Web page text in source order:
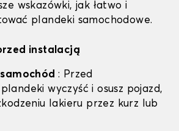
wskazówki, jak łatwo i
plandeki samochodowe.
instalacją
: Przed
wyczyść i osusz pojazd,
lakieru przez kurz lub